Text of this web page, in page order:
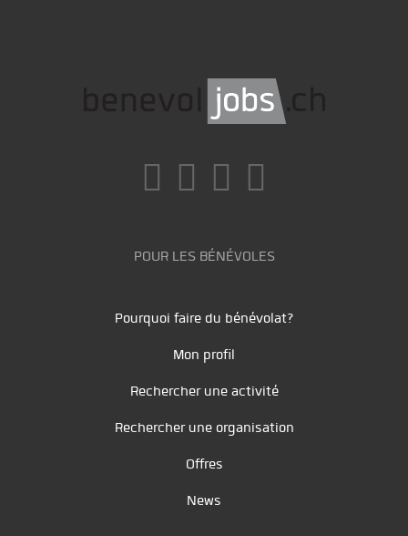
POUR LES BÉNÉVOLES
Pourquoi faire du bénévolat?
Mon profil
Rechercher une activité
Rechercher une organisation
Offres
News